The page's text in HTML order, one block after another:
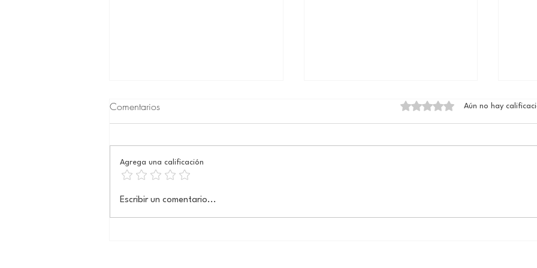
La paradoja del dolor
Comentarios Obtuvo 0 de 5 estrellas.
Aún no hay
Agrega una calificación
Escribir un comentario...